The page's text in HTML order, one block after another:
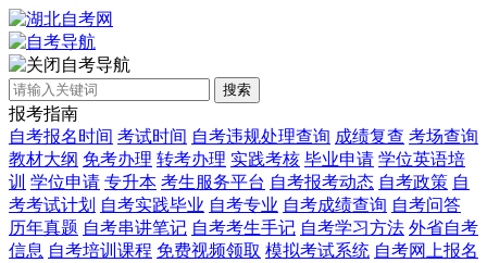
自考导航
搜索
报考指南
自考报名时间 考试时间 自考违规处理查询 成绩复查 考场查询
教材大纲 免考办理 转考办理 实践考核 毕业申请 学位英语培
训 学位申请 专升本 考生服务平台 自考报考动态 自考政策 自
考考试计划 自考实践毕业 自考专业 自考成绩查询 自考问答
历年真题 自考串讲笔记 自考考生手记 自考学习方法 外省自考
信息 自考培训课程 免费视频领取 模拟考试系统 自考网上报名